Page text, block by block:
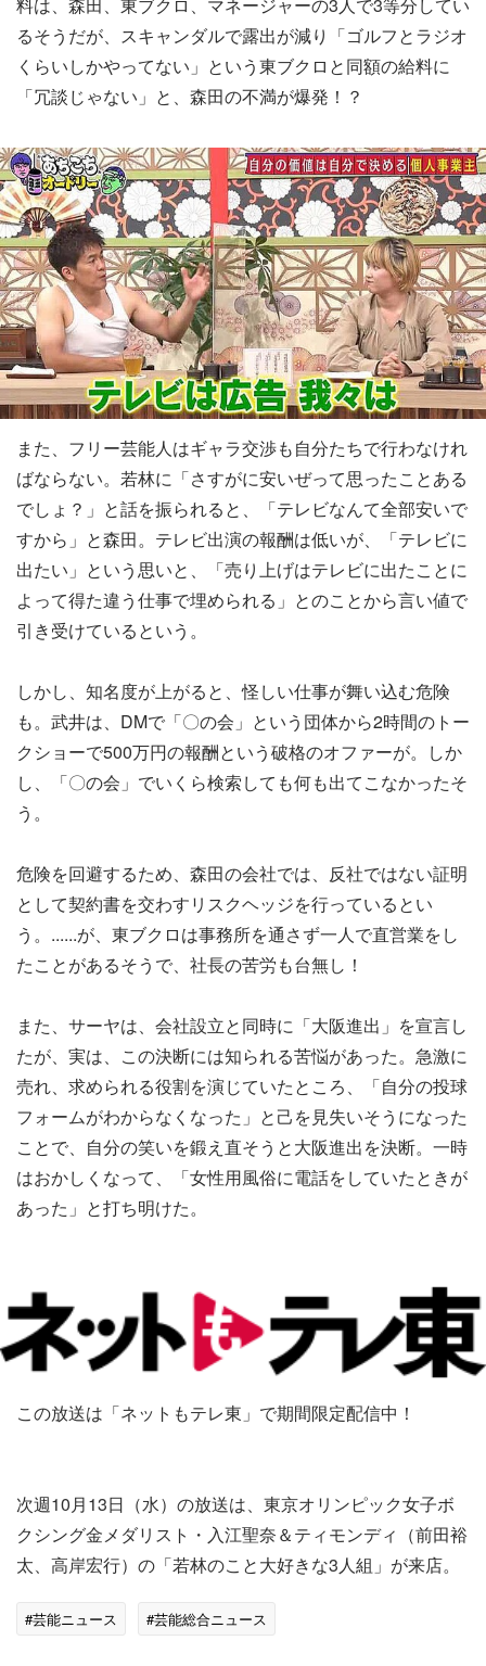
料は、森田、東ブクロ、マネージャーの3人で3等分してい
るそうだが、スキャンダルで露出が減り「ゴルフとラジオ
くらいしかやってない」という東ブクロと同額の給料に
「冗談じゃない」と、森田の不満が爆発！？
また、フリー芸能人はギャラ交渉も自分たちで行わなけれ
ばならない。若林に「さすがに安いぜって思ったことある
でしょ？」と話を振られると、「テレビなんて全部安いで
すから」と森田。テレビ出演の報酬は低いが、「テレビに
出たい」という思いと、「売り上げはテレビに出たことに
よって得た違う仕事で埋められる」とのことから言い値で
引き受けているという。
しかし、知名度が上がると、怪しい仕事が舞い込む危険
も。武井は、DMで「〇の会」という団体から2時間のトー
クショーで500万円の報酬という破格のオファーが。しか
し、「〇の会」でいくら検索しても何も出てこなかったそ
う。
危険を回避するため、森田の会社では、反社ではない証明
として契約書を交わすリスクヘッジを行っているとい
う。......が、東ブクロは事務所を通さず一人で直営業をし
たことがあるそうで、社長の苦労も台無し！
また、サーヤは、会社設立と同時に「大阪進出」を宣言し
たが、実は、この決断には知られる苦悩があった。急激に
売れ、求められる役割を演じていたところ、「自分の投球
フォームがわからなくなった」と己を見失いそうになった
ことで、自分の笑いを鍛え直そうと大阪進出を決断。一時
はおかしくなって、「女性用風俗に電話をしていたときが
あった」と打ち明けた。
この放送は「ネットもテレ東」で期間限定配信中！
次週10月13日（水）の放送は、東京オリンピック女子ボ
クシング金メダリスト・入江聖奈＆ティモンディ（前田裕
太、高岸宏行）の「若林のこと大好きな3人組」が来店。
#芸能ニュース #芸能総合ニュース